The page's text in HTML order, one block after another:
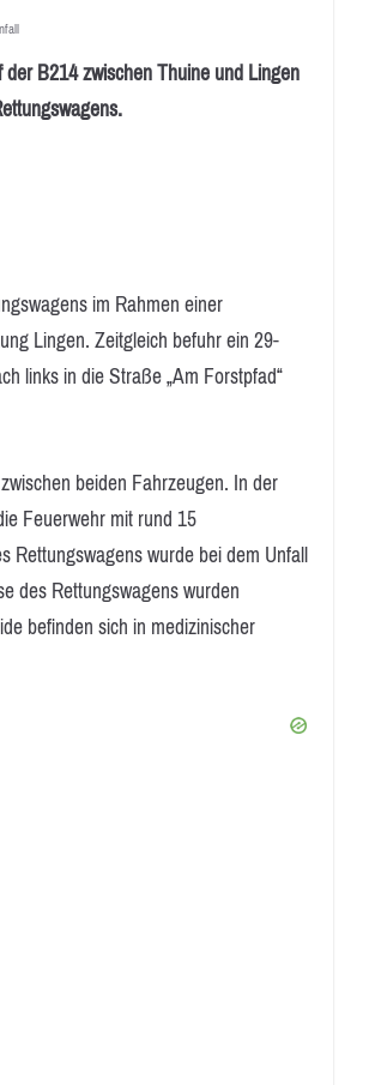
B214 zwischen Thuine und Lingen
im Rahmen einer
Lingen. Zeitgleich befuhr ein 29-
links in die Straße „Am Forstpfad“
beiden Fahrzeugen. In der
Feuerwehr mit rund 15
Rettungswagens wurde bei dem Unfall
des Rettungswagens wurden
befinden sich in medizinischer